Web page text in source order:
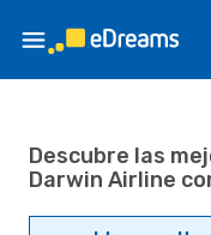
Descubre las
Darwin Airline